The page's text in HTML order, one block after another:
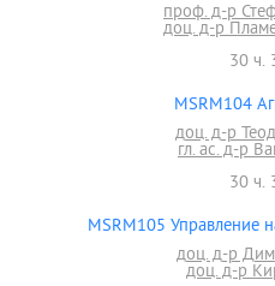
проф. д-р
доц. д-р
30 ч.
MSRM104
доц. д-р
гл. ас. д-р
30 ч.
MSRM105 Управление
доц. д-р
доц. д-р